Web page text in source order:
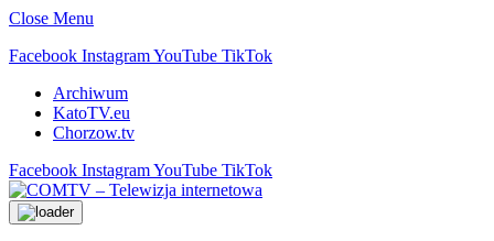
Close Menu
Facebook InstagramYouTube TikTok
Archiwum
KatoTV.eu
Chorzow.tv
Facebook InstagramYouTube TikTok